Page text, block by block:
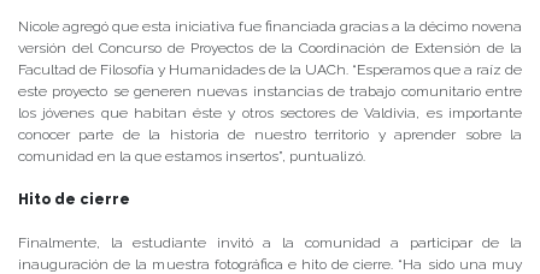
Nicole agregó que esta iniciativa fue financiada gracias a la décimo novena
versión del Concurso de Proyectos de la Coordinación de Extensión de la
Facultad de Filosofía y Humanidades de la UACh. “Esperamos que a raíz de
este proyecto se generen nuevas instancias de trabajo comunitario entre
los jóvenes que habitan éste y otros sectores de Valdivia, es importante
conocer parte de la historia de nuestro territorio y aprender sobre la
comunidad en la que estamos insertos”, puntualizó.
Hito de cierre
Finalmente, la estudiante invitó a la comunidad a participar de la
inauguración de la muestra fotográfica e hito de cierre. “Ha sido una muy